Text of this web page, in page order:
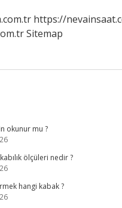
https://
Sitemap
okunur mu ?
ölçüleri nedir ?
hangi kabak ?